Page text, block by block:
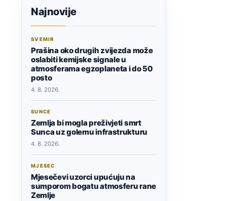
Najnovije
SVEMIR
Prašina oko drugih zvijezda može
oslabiti kemijske signale u
atmosferama egzoplaneta i do 50
posto
4. 8. 2026.
SUNCE
Zemlja bi mogla preživjeti smrt
Sunca uz golemu infrastrukturu
4. 8. 2026.
MJESEC
Mjesečevi uzorci upućuju na
sumporom bogatu atmosferu rane
Zemlje